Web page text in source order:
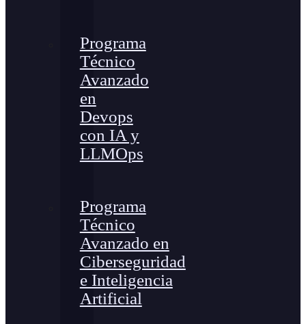
Programa
Técnico
Avanzado
en
Devops
con IA y
LLMOps
Programa
Técnico
Avanzado en
Ciberseguridad
e Inteligencia
Artificial